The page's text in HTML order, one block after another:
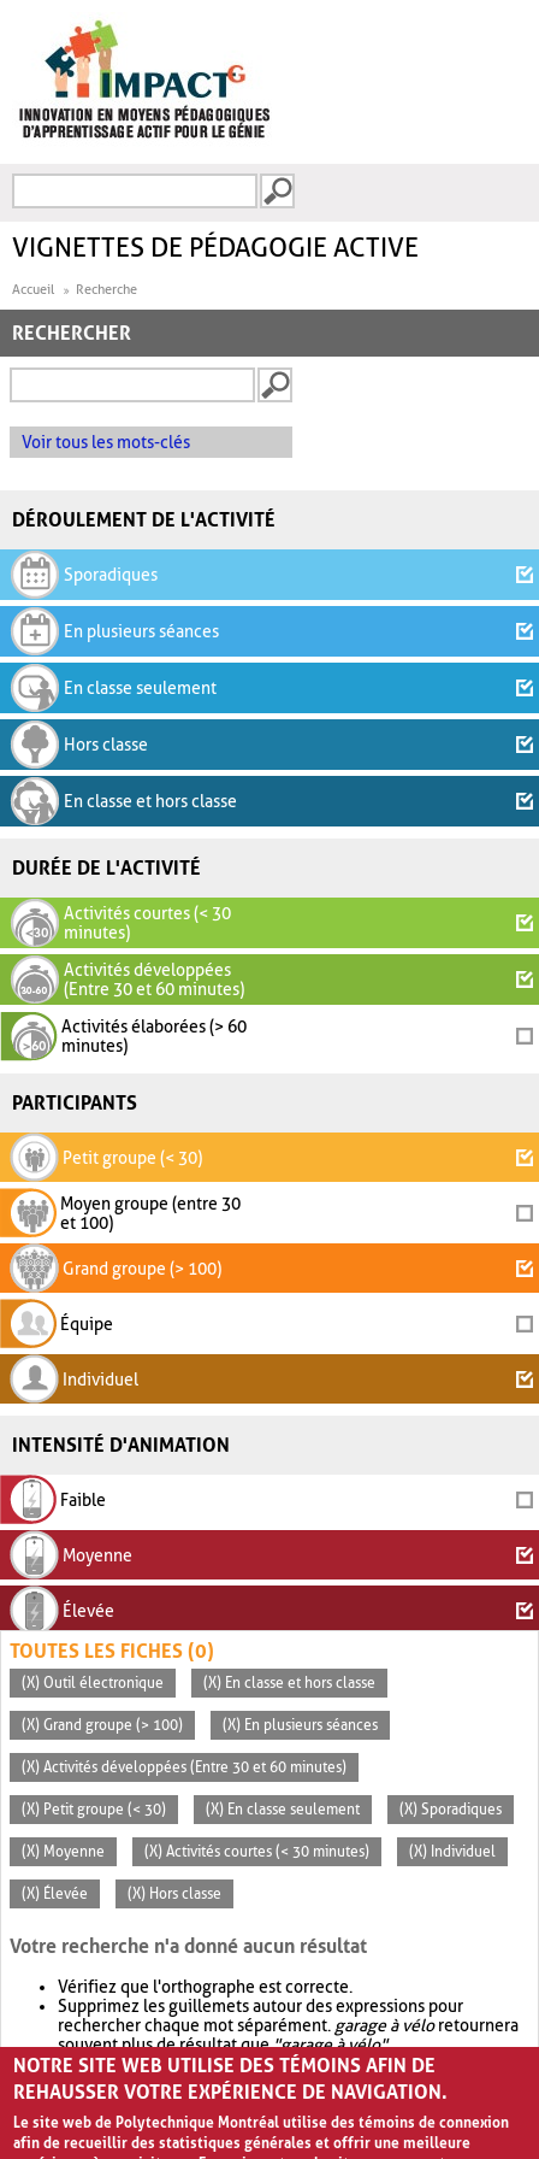
FORMULAIRE DE
VIGNETTES DE PÉDAGOGIE ACTIVE
Accueil Recherche
RECHERCHER
Voir tous les mots-clés
DÉROULEMENT DE L'ACTIVITÉ
Sporadiques
En plusieurs séances
En classe seulement
Hors classe
En classe et hors classe
DURÉE DE L'ACTIVITÉ
Activités courtes (< 30
minutes)
Activités développées
(Entre 30 et 60 minutes)
Activités élaborées (> 60
minutes)
PARTICIPANTS
Petit groupe (< 30)
Moyen groupe (entre 30
et 100)
Grand groupe (> 100)
Équipe
Individuel
INTENSITÉ D'ANIMATION
Faible
Moyenne
Élevée
TOUTES LES FICHES (0)
(X) Outil électronique (X) En classe et hors classe
(X) Grand groupe (> 100) (X) En plusieurs séances
(X) Activités développées (Entre 30 et 60 minutes)
(X) Petit groupe (< 30) (X) En classe seulement (X) Sporadiques
(X) Moyenne (X) Activités courtes (< 30 minutes) (X) Individuel
(X) Élevée (X) Hors classe
Votre recherche n'a donné aucun résultat
Vérifiez que l'orthographe est correcte.
Supprimez les guillemets autour des expressions pour
rechercher chaque mot séparément. garage à véloretournera
souvent plus de résultat que"garage à vélo".
Envisagez d'élargir votre recherche avec OR.garage OR vélo
retournera souvent plus de résultat quegarage à vélo
NOTRE SITE WEB UTILISE DES TÉMOINS AFIN DE
REHAUSSER VOTRE EXPÉRIENCE DE NAVIGATION.
Le site web de Polytechnique Montréal utilise des témoins de connexion
afin de recueillir des statistiques générales et offrir une meilleure